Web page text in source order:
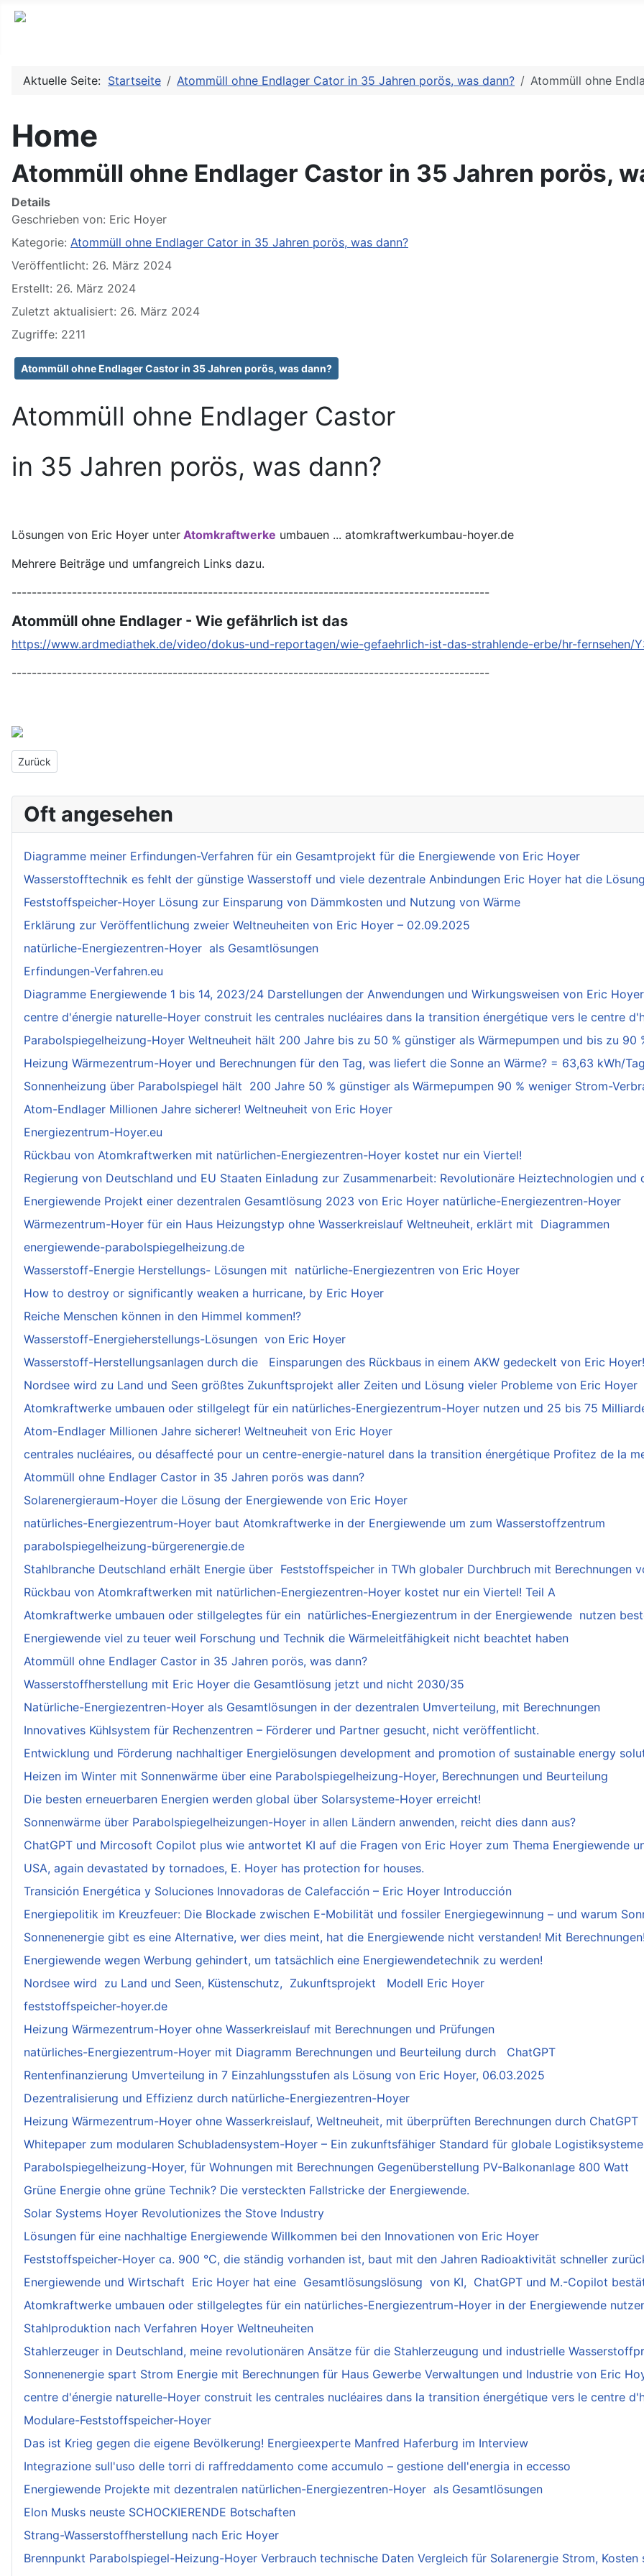
Aktuelle Seite: Startseite Atommüll ohne Endlager Cator in 35 Jahren porös, was dann? Atommüll ohne
Home
Atommüll ohne Endlager Castor in 35 Jahren porös,
Details
Geschrieben von: Eric Hoyer
Kategorie: Atommüll ohne Endlager Cator in 35 Jahren porös, was dann?
Veröffentlicht: 26. März 2024
Erstellt: 26. März 2024
Zuletzt aktualisiert: 26. März 2024
Zugriffe: 2211
Atommüll ohne Endlager Castor in 35 Jahren porös, was dann?
Atommüll ohne Endlager Castor
in 35 Jahren porös, was dann?
Lösungen von Eric Hoyer unter Atomkraftwerke umbauen ... atomkraftwerkumbau-hoyer.de
Mehrere Beiträge und umfangreich Links dazu.
-----------------------------------------------------------------------------------------------
Atommüll ohne Endlager - Wie gefährlich ist das
https://www.ardmediathek.de/video/dokus-und-reportagen/wie-gefaehrlich-ist-das-strahlende-erbe/hr-fernsehen/
-----------------------------------------------------------------------------------------------
Vorheriger Beitrag: Atom-Endlager Millionen Jahre sicherer! Weltneuheit von Eric Hoyer
Zurück
Oft angesehen
Diagramme meiner Erfindungen-Verfahren für ein Gesamtprojekt für die Energiewende von Eric Hoyer
Wasserstofftechnik es fehlt der günstige Wasserstoff und viele dezentrale Anbindungen Eric Hoyer hat die Lösung
Feststoffspeicher-Hoyer Lösung zur Einsparung von Dämmkosten und Nutzung von Wärme
Erklärung zur Veröffentlichung zweier Weltneuheiten von Eric Hoyer – 02.09.2025
natürliche-Energiezentren-Hoyer als Gesamtlösungen
Erfindungen-Verfahren.eu
Diagramme Energiewende 1 bis 14, 2023/24 Darstellungen der Anwendungen und Wirkungsweisen von Eric Hoyer
centre d'énergie naturelle-Hoyer construit les centrales nucléaires dans la transition énergétique vers le centre
Parabolspiegelheizung-Hoyer Weltneuheit hält 200 Jahre bis zu 50 % günstiger als Wärmepumpen und bis zu 90
Heizung Wärmezentrum-Hoyer und Berechnungen für den Tag, was liefert die Sonne an Wärme? = 63,63 kWh/
Sonnenheizung über Parabolspiegel hält 200 Jahre 50 % günstiger als Wärmepumpen 90 % weniger Strom-
Atom-Endlager Millionen Jahre sicherer! Weltneuheit von Eric Hoyer
Energiezentrum-Hoyer.eu
Rückbau von Atomkraftwerken mit natürlichen-Energiezentren-Hoyer kostet nur ein Viertel!
Regierung von Deutschland und EU Staaten Einladung zur Zusammenarbeit: Revolutionäre Heiztechnologien und
Energiewende Projekt einer dezentralen Gesamtlösung 2023 von Eric Hoyer natürliche-Energiezentren-Hoyer
Wärmezentrum-Hoyer für ein Haus Heizungstyp ohne Wasserkreislauf Weltneuheit, erklärt mit Diagrammen
energiewende-parabolspiegelheizung.de
Wasserstoff-Energie Herstellungs- Lösungen mit natürliche-Energiezentren von Eric Hoyer
How to destroy or significantly weaken a hurricane, by Eric Hoyer
Reiche Menschen können in den Himmel kommen!?
Wasserstoff-Energieherstellungs-Lösungen von Eric Hoyer
Wasserstoff-Herstellungsanlagen durch die Einsparungen des Rückbaus in einem AKW gedeckelt von Eric Hoyer!
Nordsee wird zu Land und Seen größtes Zukunftsprojekt aller Zeiten und Lösung vieler Probleme von Eric Hoyer
Atomkraftwerke umbauen oder stillgelegt für ein natürliches-Energiezentrum-Hoyer nutzen und 25 bis 75
Atom-Endlager Millionen Jahre sicherer! Weltneuheit von Eric Hoyer
centrales nucléaires, ou désaffecté pour un centre-energie-naturel dans la transition énergétique Profitez de la
Atommüll ohne Endlager Castor in 35 Jahren porös was dann?
Solarenergieraum-Hoyer die Lösung der Energiewende von Eric Hoyer
natürliches-Energiezentrum-Hoyer baut Atomkraftwerke in der Energiewende um zum Wasserstoffzentrum
parabolspiegelheizung-bürgerenergie.de
Stahlbranche Deutschland erhält Energie über Feststoffspeicher in TWh globaler Durchbruch mit Berechnungen
Rückbau von Atomkraftwerken mit natürlichen-Energiezentren-Hoyer kostet nur ein Viertel! Teil A
Atomkraftwerke umbauen oder stillgelegtes für ein natürliches-Energiezentrum in der Energiewende nutzen
Energiewende viel zu teuer weil Forschung und Technik die Wärmeleitfähigkeit nicht beachtet haben
Atommüll ohne Endlager Castor in 35 Jahren porös, was dann?
Wasserstoffherstellung mit Eric Hoyer die Gesamtlösung jetzt und nicht 2030/35
Natürliche-Energiezentren-Hoyer als Gesamtlösungen in der dezentralen Umverteilung, mit Berechnungen
Innovatives Kühlsystem für Rechenzentren – Förderer und Partner gesucht, nicht veröffentlicht.
Entwicklung und Förderung nachhaltiger Energielösungen development and promotion of sustainable energy
Heizen im Winter mit Sonnenwärme über eine Parabolspiegelheizung-Hoyer, Berechnungen und Beurteilung
Die besten erneuerbaren Energien werden global über Solarsysteme-Hoyer erreicht!
Sonnenwärme über Parabolspiegelheizungen-Hoyer in allen Ländern anwenden, reicht dies dann aus?
ChatGPT und Mircosoft Copilot plus wie antwortet KI auf die Fragen von Eric Hoyer zum Thema Energiewende
USA, again devastated by tornadoes, E. Hoyer has protection for houses.
Transición Energética y Soluciones Innovadoras de Calefacción – Eric Hoyer Introducción
Energiepolitik im Kreuzfeuer: Die Blockade zwischen E-Mobilität und fossiler Energiegewinnung – und warum
Sonnenenergie gibt es eine Alternative, wer dies meint, hat die Energiewende nicht verstanden! Mit Berechnungen!
Energiewende wegen Werbung gehindert, um tatsächlich eine Energiewendetechnik zu werden!
Nordsee wird zu Land und Seen, Küstenschutz, Zukunftsprojekt Modell Eric Hoyer
feststoffspeicher-hoyer.de
Heizung Wärmezentrum-Hoyer ohne Wasserkreislauf mit Berechnungen und Prüfungen
natürliches-Energiezentrum-Hoyer mit Diagramm Berechnungen und Beurteilung durch ChatGPT
Rentenfinanzierung Umverteilung in 7 Einzahlungsstufen als Lösung von Eric Hoyer, 06.03.2025
Dezentralisierung und Effizienz durch natürliche-Energiezentren-Hoyer
Heizung Wärmezentrum-Hoyer ohne Wasserkreislauf, Weltneuheit, mit überprüften Berechnungen durch
Whitepaper zum modularen Schubladensystem-Hoyer – Ein zukunftsfähiger Standard für globale Logistiksysteme
Parabolspiegelheizung-Hoyer, für Wohnungen mit Berechnungen Gegenüberstellung PV-Balkonanlage 800 Watt
Grüne Energie ohne grüne Technik? Die versteckten Fallstricke der Energiewende.
Solar Systems Hoyer Revolutionizes the Stove Industry
Lösungen für eine nachhaltige Energiewende Willkommen bei den Innovationen von Eric Hoyer
Feststoffspeicher-Hoyer ca. 900 °C, die ständig vorhanden ist, baut mit den Jahren Radioaktivität schneller
Energiewende und Wirtschaft Eric Hoyer hat eine Gesamtlösungslösung von KI, ChatGPT und M.-Copilot
Atomkraftwerke umbauen oder stillgelegtes für ein natürliches-Energiezentrum-Hoyer in der Energiewende
Stahlproduktion nach Verfahren Hoyer Weltneuheiten
Stahlerzeuger in Deutschland, meine revolutionären Ansätze für die Stahlerzeugung und industrielle
Sonnenenergie spart Strom Energie mit Berechnungen für Haus Gewerbe Verwaltungen und Industrie von Eric
centre d'énergie naturelle-Hoyer construit les centrales nucléaires dans la transition énergétique vers le centre
Modulare-Feststoffspeicher-Hoyer
Das ist Krieg gegen die eigene Bevölkerung! Energieexperte Manfred Haferburg im Interview
Integrazione sull'uso delle torri di raffreddamento come accumulo – gestione dell'energia in eccesso
Energiewende Projekte mit dezentralen natürlichen-Energiezentren-Hoyer als Gesamtlösungen
Elon Musks neuste SCHOCKIERENDE Botschaften
Strang-Wasserstoffherstellung nach Eric Hoyer
Brennpunkt Parabolspiegel-Heizung-Hoyer Verbrauch technische Daten Vergleich für Solarenergie Strom, Kosten